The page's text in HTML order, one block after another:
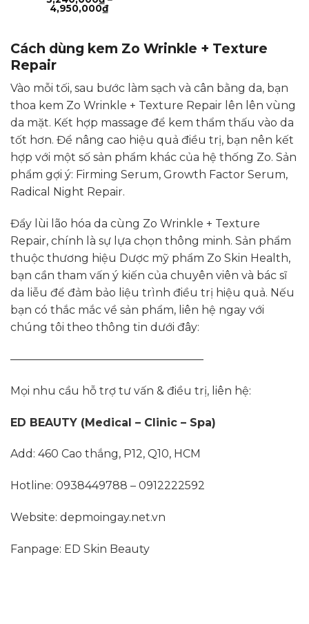
4,950,000₫Khoảng
giá:
đến
4,950,000₫
Cách dùng kem Zo Wrinkle + Texture
Repair
Vào mỗi tối, sau bước làm sạch và cân bằng da, bạn
thoa kem Zo Wrinkle + Texture Repair lên lên vùng
da mặt. Kết hợp massage để kem thẩm thấu vào da
tốt hơn. Để nâng cao hiệu quả điều trị, bạn nên kết
hợp với một số sản phẩm khác của hệ thống Zo. Sản
phẩm gợi ý: Firming Serum, Growth Factor Serum,
Radical Night Repair.
Đẩy lùi lão hóa da cùng Zo Wrinkle + Texture
Repair, chính là sự lựa chọn thông minh. Sản phẩm
thuộc thương hiệu Dược mỹ phẩm Zo Skin Health,
bạn cần tham vấn ý kiến của chuyên viên và bác sĩ
da liễu để đảm bảo liệu trình điều trị hiệu quả. Nếu
bạn có thắc mắc về sản phẩm, liên hệ ngay với
chúng tôi theo thông tin dưới đây:
—————————————————–
Mọi nhu cầu hỗ trợ tư vấn & điều trị, liên hệ:
ED BEAUTY (Medical – Clinic – Spa)
Add: 460 Cao thắng, P12, Q10, HCM
Hotline: 0938449788 – 0912222592
Website: depmoingay.net.vn
Fanpage: ED Skin Beauty